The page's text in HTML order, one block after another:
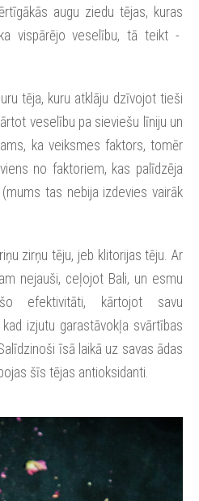
augu ziedu tējas, kuras
vispārējo veselību, tā teikt -
tēja, kuru atklāju dzīvojot tieši
veselību pa sieviešu līniju un
ka veiksmes faktors, tomēr
no faktoriem, kas palīdzēja
tas nebija izdevies vairāk
zirņu tēju, jeb klitorijas tēju. Ar
nejauši, ceļojot Bali, un esmu
efektivitāti, kārtojot savu
izjutu garastāvokļa svārtības
īsā laikā uz savas ādas
šīs tējas antioksidanti.